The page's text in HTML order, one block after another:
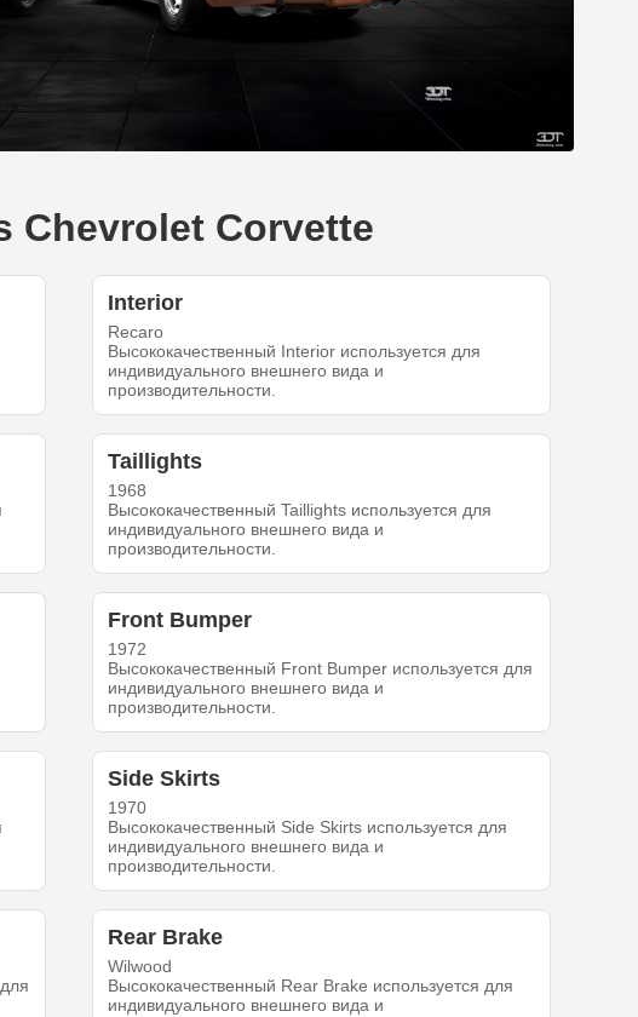
Chevrolet Corvette
Interior
Recaro
Высококачественный Interior используется для
индивидуального внешнего вида и
производительности.
Taillights
1968
Высококачественный Taillights используется для
индивидуального внешнего вида и
производительности.
Front Bumper
1972
Высококачественный Front Bumper используется для
индивидуального внешнего вида и
производительности.
Side Skirts
1970
Высококачественный Side Skirts используется для
индивидуального внешнего вида и
производительности.
Rear Brake
Wilwood
Высококачественный Rear Brake используется для
индивидуального внешнего вида и